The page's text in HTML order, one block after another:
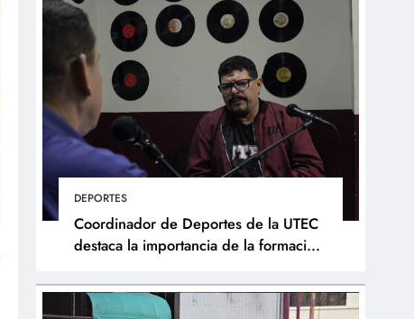
DEPORTES
Coordinador de Deportes de la UTEC
destaca la importancia de la formación